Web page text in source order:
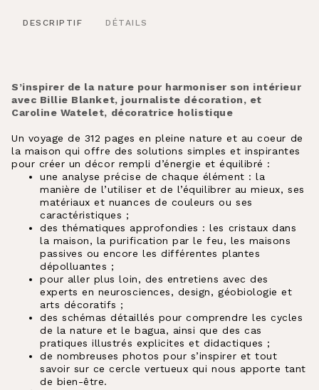
DESCRIPTIF DÉTAILS
S’inspirer de la nature pour harmoniser son intérieur
avec Billie Blanket, journaliste décoration, et
Caroline Watelet, décoratrice holistique
Un voyage de 312 pages en pleine nature et au coeur de
la maison qui offre des solutions simples et inspirantes
pour créer un décor rempli d’énergie et équilibré :
une analyse précise de chaque élément : la
manière de l’utiliser et de l’équilibrer au mieux, ses
matériaux et nuances de couleurs ou ses
caractéristiques ;
des thématiques approfondies : les cristaux dans
la maison, la purification par le feu, les maisons
passives ou encore les différentes plantes
dépolluantes ;
pour aller plus loin, des entretiens avec des
experts en neurosciences, design, géobiologie et
arts décoratifs ;
des schémas détaillés pour comprendre les cycles
de la nature et le bagua, ainsi que des cas
pratiques illustrés explicites et didactiques ;
de nombreuses photos pour s’inspirer et tout
savoir sur ce cercle vertueux qui nous apporte tant
de bien-être.